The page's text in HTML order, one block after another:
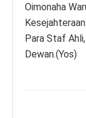
Oimonaha
Para Staf
Dewan.(Yos)